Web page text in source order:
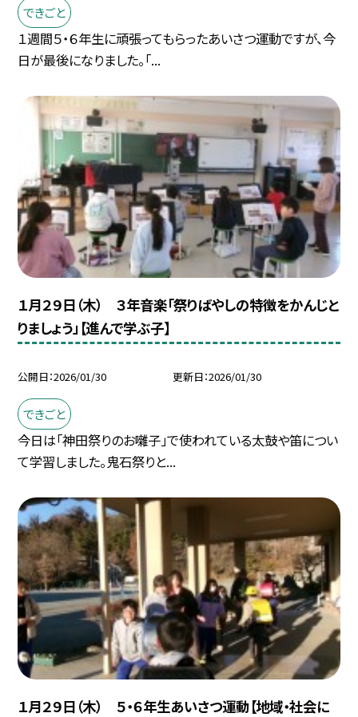
できごと
１週間５・６年生に頑張ってもらったあいさつ運動ですが、今
日が最後になりました。「...
１月２９日（木） ３年音楽「祭りばやしの特徴をかんじと
りましょう」【進んで学ぶ子】
公開日 2026/01/30 更新日 2026/01/30
できごと
今日は「神田祭りのお囃子」で使われている太鼓や笛につい
て学習しました。鬼石祭りと...
１月２９日（木） ５・６年生あいさつ運動【地域・社会に